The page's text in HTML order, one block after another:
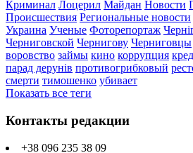
Криминал Лоцерил Майдан Новости
Происшествия Региональные новости
Украина Ученые Фоторепортаж
Черниговской Чернигову Черниговцы
воровство займы кино коррупция
парад дерунів противогрибковый
смерти тимошенко убивает
Показать все теги
Контакты редакции
+38 096 235 38 09